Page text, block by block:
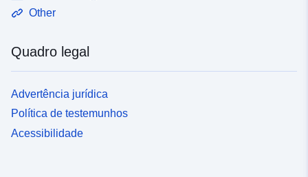
Other
Quadro legal
Advertência jurídica
Política de testemunhos
Acessibilidade